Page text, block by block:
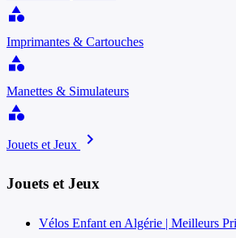
category
Imprimantes & Cartouches
category
Manettes & Simulateurs
category
Jouets et Jeux chevron_right
Jouets et Jeux
Vélos Enfant en Algérie | Meilleurs